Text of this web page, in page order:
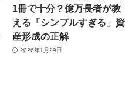
1冊で十分？億万長者が教
える「シンプルすぎる」資
産形成の正解
2026年1月29日